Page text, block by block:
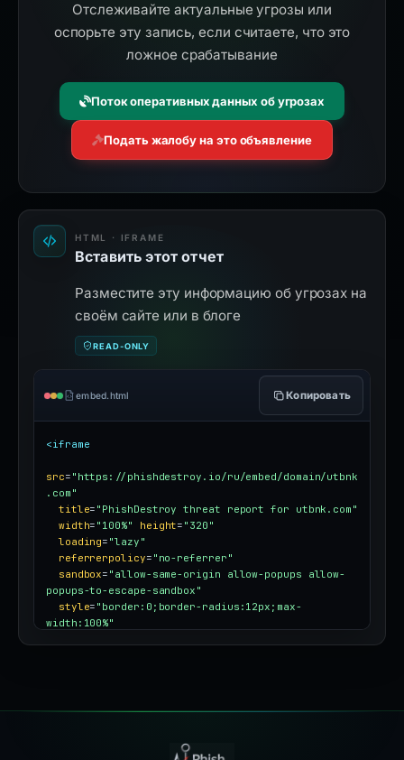
Отслеживайте актуальные угрозы или
оспорьте эту запись, если считаете, что это
ложное срабатывание
Поток оперативных данных об угрозах
Подать жалобу на это объявление
HTML · IFRAME
Вставить этот отчет
Разместите эту информацию об угрозах на
своём сайте или в блоге
READ-ONLY
embed.html Копировать
<iframe
src= "https://phishdestroy.io/ru/embed/domain/utbnk
.com"
title= "PhishDestroy threat report for utbnk.com"
width= "100%" height= "320"
loading= "lazy"
referrerpolicy= "no-referrer"
sandbox= "allow-same-origin allow-popups allow-
popups-to-escape-sandbox"
style= "border:0;border-radius:12px;max-
width:100%"